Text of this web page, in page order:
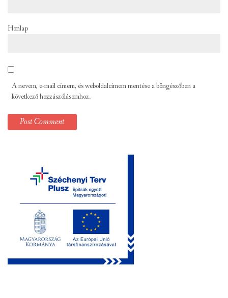
Honlap
A nevem, e-mail címem, és weboldalcímem mentése a böngészőben a
következő hozzászólásomhoz.